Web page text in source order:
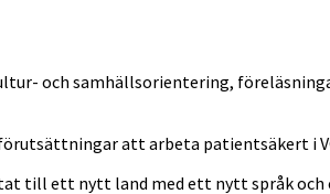
och samhällsorientering,
att arbeta patientsäkert i
till ett nytt land med ett nytt språk och